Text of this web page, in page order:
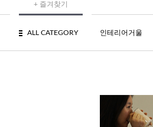
+ 즐겨찾기
ALL CATEGORY 인테리어거울